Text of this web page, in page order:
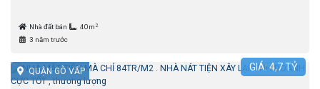
Nhà đất bán 40m 2
3 năm trước
QUẬN GÒ VẤP GIÁ:4,7TỶ